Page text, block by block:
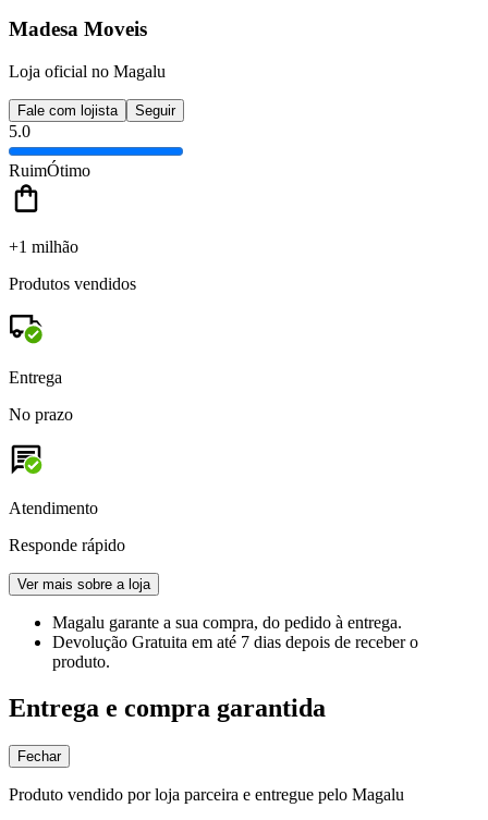
Madesa Moveis
Loja oficial no Magalu
Fale com lojista Seguir
5.0
RuimÓtimo
+1 milhão
Produtos vendidos
Entrega
No prazo
Atendimento
Responde rápido
Ver mais sobre a loja
Magalu garante a sua compra, do pedido à entrega.
Devolução Gratuita em até 7 dias depois de receber o
produto.
Entrega e compra garantida
Fechar
Produto vendido por loja parceira e entregue pelo Magalu